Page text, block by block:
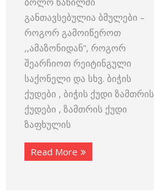
განთავსებულია ბმულები –
როგორ გამოიწეროთ
,,ამაზონიდან”, როგორ
შეარჩიოთ რეიტინგული
საქონელი და სხვ. ბიჭის
ქუდები , ბიჭის ქუდი ზამთრის
ქუდები , ზამთრის ქუდი
ზაფხულის
Read More